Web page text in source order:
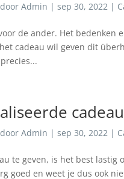
door Admin | sep 30, 2022|
de ander. Het bedenken
cadeau wil geven dit
door Admin | sep 30, 2022|
te geven, is het best lastig
goed en weet je dus ook